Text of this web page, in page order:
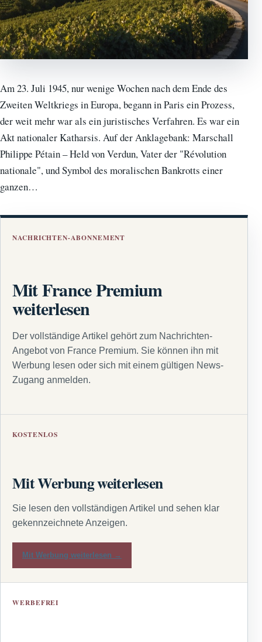
Am 23. Juli 1945, nur wenige Wochen nach dem Ende des
Zweiten Weltkriegs in Europa, begann in Paris ein Prozess,
der weit mehr war als ein juristisches Verfahren. Es war ein
Akt nationaler Katharsis. Auf der Anklagebank: Marschall
Philippe Pétain – Held von Verdun, Vater der "Révolution
nationale", und Symbol des moralischen Bankrotts einer
ganzen…
NACHRICHTEN-ABONNEMENT
Mit France Premium
weiterlesen
Der vollständige Artikel gehört zum Nachrichten-
Angebot von France Premium. Sie können ihn mit
Werbung lesen oder sich mit einem gültigen News-
Zugang anmelden.
KOSTENLOS
Mit Werbung weiterlesen
Sie lesen den vollständigen Artikel und sehen klar
gekennzeichnete Anzeigen.
Mit Werbung weiterlesen →
WERBEFREI